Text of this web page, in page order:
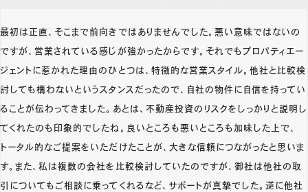
最初は正直、そこまで前向きではありませんでした。悪い意味ではないの
ですが、営業されている感じが強かったからです。それでもプロパティエー
ジェントに惹かれた理由のひとつは、特徴的な営業スタイル。他社と比較検
討しても構わないというスタンスだったので、自社の物件に自信を持ってい
ることが伝わってきました。あとは、不動産投資のリスクをしっかりと説明し
てくれたのも印象的でしたね。良いところも悪いところも加味した上で、
トータル的なご提案をいただけたことが、大きな信頼につながったと思いま
す。また、私は複数の会社を比較検討していたのですが、御社は他社の取
引についてもご相談に乗ってくれるなど、サポートが真摯でした。逆に他社